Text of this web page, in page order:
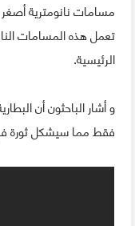
تعمل هذه المسامات
الرئيسية.
فقط مما سيشكل ثورة